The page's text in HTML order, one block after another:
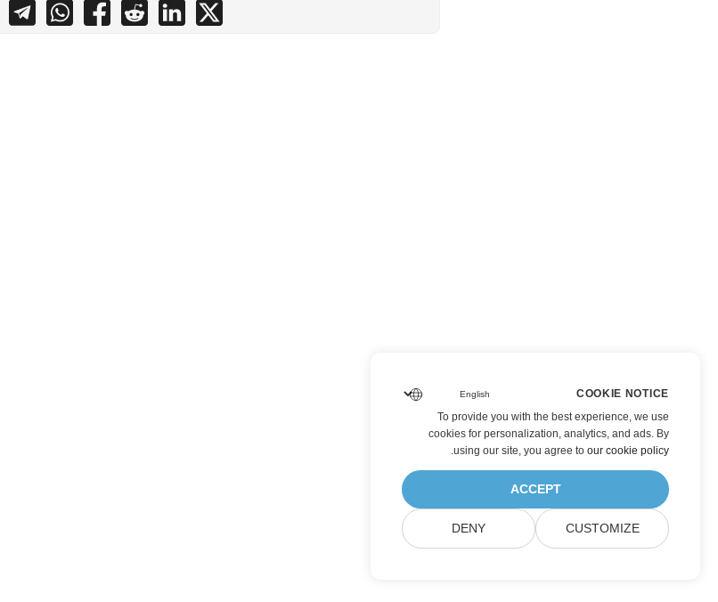
COOKIE NOTICE
To provide you with the best experience, we use
cookies for personalization, analytics, and ads. By
using our site, you agree to our cookie policy
.
ACCEPT
CUSTOMIZE
DENY